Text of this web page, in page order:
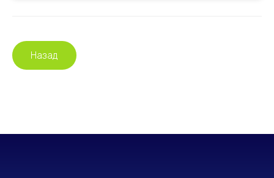
Назад